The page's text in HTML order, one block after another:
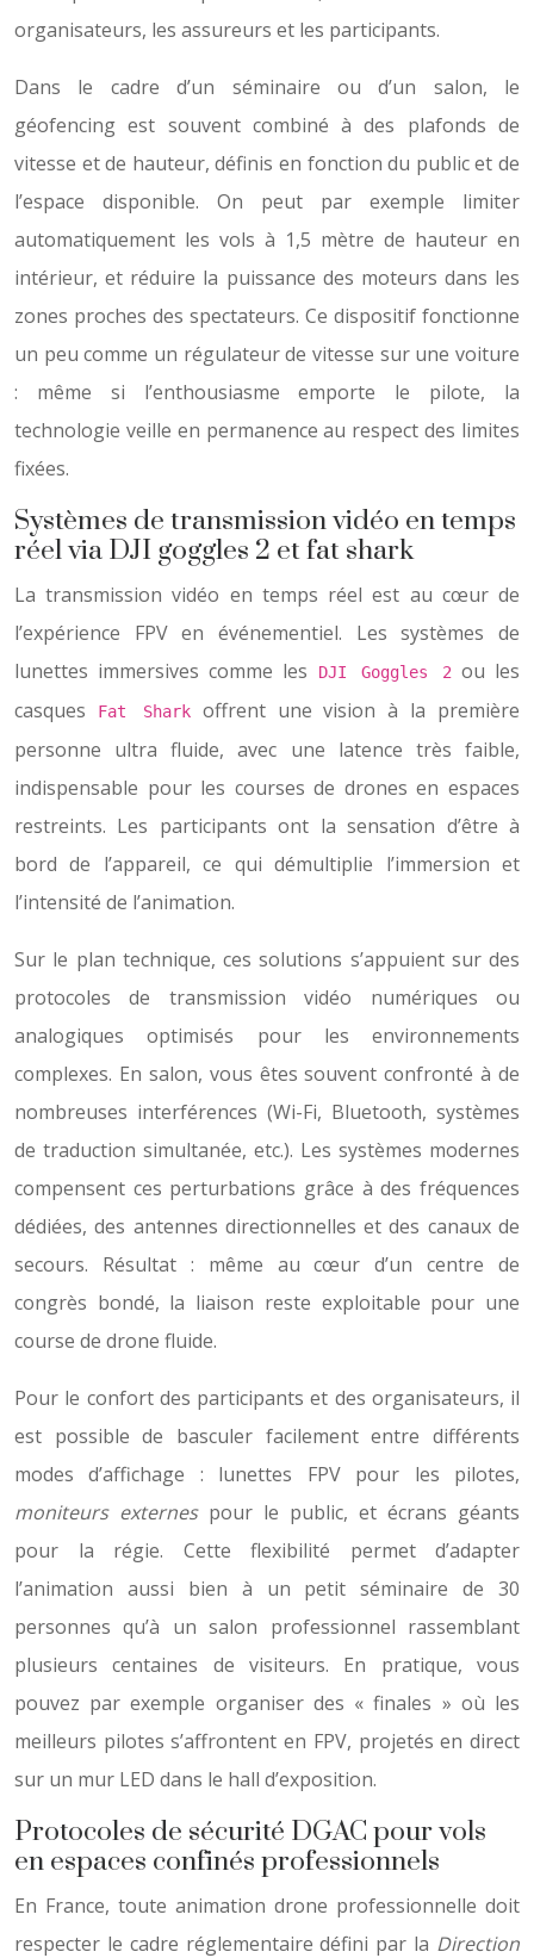
organisateurs, les assureurs et les participants.
Dans le cadre d’un séminaire ou d’un salon, le
géofencing est souvent combiné à des plafonds de
vitesse et de hauteur, définis en fonction du public et de
l’espace disponible. On peut par exemple limiter
automatiquement les vols à 1,5 mètre de hauteur en
intérieur, et réduire la puissance des moteurs dans les
zones proches des spectateurs. Ce dispositif fonctionne
un peu comme un régulateur de vitesse sur une voiture
: même si l’enthousiasme emporte le pilote, la
technologie veille en permanence au respect des limites
fixées.
Systèmes de transmission vidéo en temps
réel via DJI goggles 2 et fat shark
La transmission vidéo en temps réel est au cœur de
l’expérience FPV en événementiel. Les systèmes de
lunettes immersives comme les
DJI Goggles 2ou les
casques
Fat Sharkoffrent une vision à la première
personne ultra fluide, avec une latence très faible,
indispensable pour les courses de drones en espaces
restreints. Les participants ont la sensation d’être à
bord de l’appareil, ce qui démultiplie l’immersion et
l’intensité de l’animation.
Sur le plan technique, ces solutions s’appuient sur des
protocoles de transmission vidéo numériques ou
analogiques optimisés pour les environnements
complexes. En salon, vous êtes souvent confronté à de
nombreuses interférences (Wi-Fi, Bluetooth, systèmes
de traduction simultanée, etc.). Les systèmes modernes
compensent ces perturbations grâce à des fréquences
dédiées, des antennes directionnelles et des canaux de
secours. Résultat : même au cœur d’un centre de
congrès bondé, la liaison reste exploitable pour une
course de drone fluide.
Pour le confort des participants et des organisateurs, il
est possible de basculer facilement entre différents
modes d’affichage : lunettes FPV pour les pilotes,
moniteurs externespour le public, et écrans géants
pour la régie. Cette flexibilité permet d’adapter
l’animation aussi bien à un petit séminaire de 30
personnes qu’à un salon professionnel rassemblant
plusieurs centaines de visiteurs. En pratique, vous
pouvez par exemple organiser des « finales » où les
meilleurs pilotes s’affrontent en FPV, projetés en direct
sur un mur LED dans le hall d’exposition.
Protocoles de sécurité DGAC pour vols
en espaces confinés professionnels
En France, toute animation drone professionnelle doit
respecter le cadre réglementaire défini par la Direction